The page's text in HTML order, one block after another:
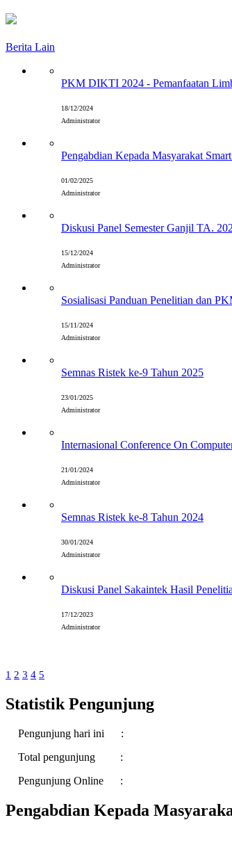
Berita Lain
PKM DIKTI 2024 - Pemanfaatan
18/12/2024
Administrator
Pengabdian Kepada Masyarakat
01/02/2025
Administrator
Diskusi Panel Semester Ganjil TA.
15/12/2024
Administrator
Sosialisasi Panduan Penelitian dan
15/11/2024
Administrator
Semnas Ristek ke-9 Tahun 2025
23/01/2025
Administrator
Internasional Conference On
21/01/2024
Administrator
Semnas Ristek ke-8 Tahun 2024
30/01/2024
Administrator
Diskusi Panel Sakaintek Hasil
17/12/2023
Administrator
1 2 3 4 5
Statistik Pengunjung
Pengunjung hari ini :
Total pengunjung :
Pengunjung Online :
Pengabdian Kepada